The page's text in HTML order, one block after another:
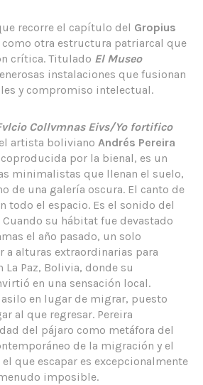
recorre el capítulo del Gropius
otra estructura patriarcal que
crítica. Titulado El Museo
instalaciones que fusionan
y compromiso intelectual.
Collvmnas Eivs/Yo fortifico
artista boliviano Andrés Pereira
por la bienal, es un
minimalistas que llenan el suelo,
de una galería oscura. El canto de
todo el espacio. Es el sonido del
su hábitat fue devastado
el año pasado, un solo
a alturas extraordinarias para
Paz, Bolivia, donde su
en una sensación local.
en lugar de migrar, puesto
al que regresar. Pereira
del pájaro como metáfora del
de la migración y el
que escapar es excepcionalmente
imposible.